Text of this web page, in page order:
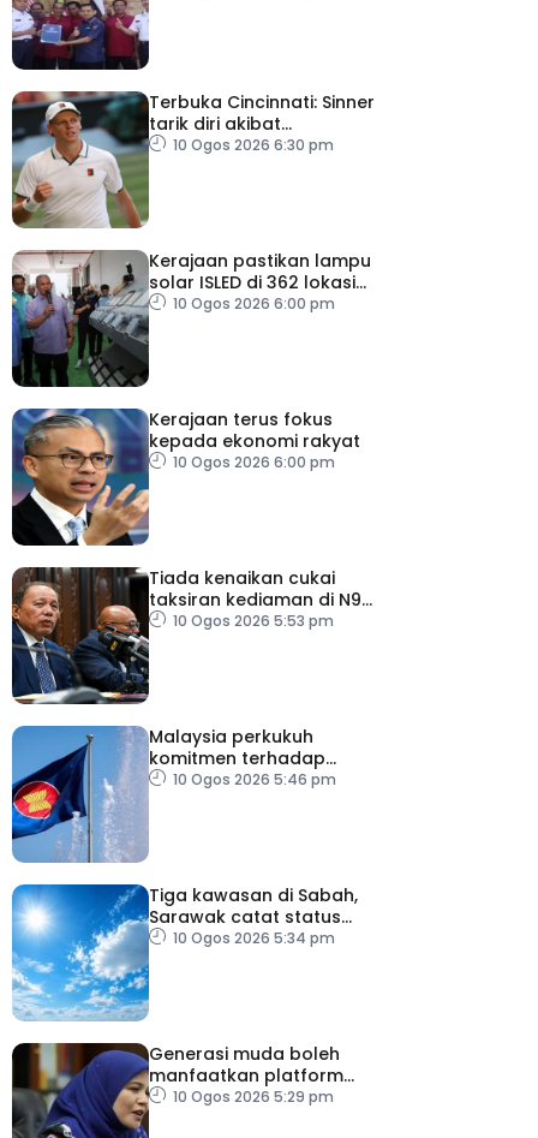
Terbuka Cincinnati: Sinner
tarik diri akibat
kecederaan lutut
10 Ogos 2026 6:30 pm
Kerajaan pastikan lampu
solar ISLED di 362 lokasi
berkualiti, selamat
10 Ogos 2026 6:00 pm
Kerajaan terus fokus
kepada ekonomi rakyat
10 Ogos 2026 6:00 pm
Tiada kenaikan cukai
taksiran kediaman di N9
untuk lima tahun
10 Ogos 2026 5:53 pm
Malaysia perkukuh
komitmen terhadap
keamanan, kemakmuran
10 Ogos 2026 5:46 pm
Tiga kawasan di Sabah,
Sarawak catat status
cuaca panas
10 Ogos 2026 5:34 pm
Generasi muda boleh
manfaatkan platform
digital zahir patriotisme
10 Ogos 2026 5:29 pm